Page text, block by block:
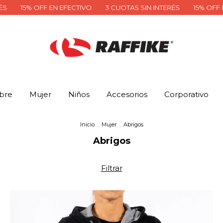
EN EFECTIVO 3 CUOTAS SIN INTERÉS 15% OFF EN EFECTIVO
Mujer Niños Accesorios Corporativo
Inicio . Mujer . Abrigos
Abrigos
Filtrar